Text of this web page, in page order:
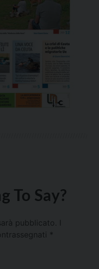
To Say?
pubblicato.
*